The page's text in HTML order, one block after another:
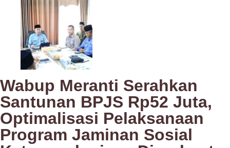
Wabup Meranti Serahkan
Santunan BPJS Rp52 Juta,
Optimalisasi Pelaksanaan
Program Jaminan Sosial